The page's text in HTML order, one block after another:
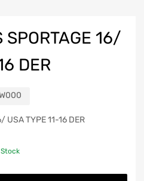
SPORTAGE 16/
DER
USA TYPE 11-16 DER
Stock